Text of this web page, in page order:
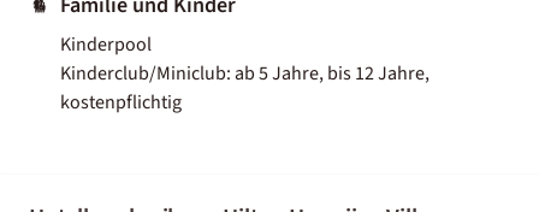
Kinderpool
Kinderclub/Miniclub: ab 5 Jahre, bis 12 Jahre,
kostenpflichtig